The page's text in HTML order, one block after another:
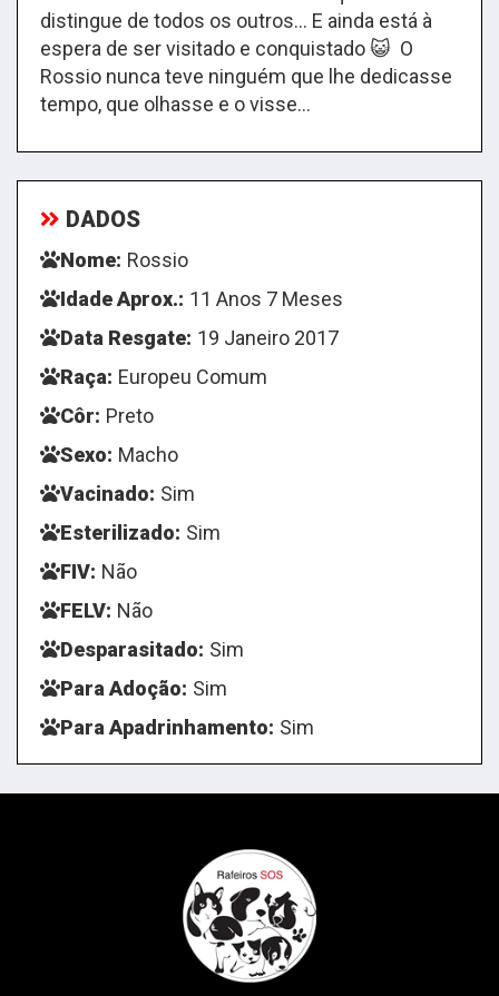
distingue de todos os outros… E ainda está à
espera de ser visitado e conquistado 😺 O
Rossio nunca teve ninguém que lhe dedicasse
tempo, que olhasse e o visse...
DADOS
Nome: Rossio
Idade Aprox.: 11 Anos 7 Meses
Data Resgate: 19 Janeiro 2017
Raça: Europeu Comum
Côr: Preto
Sexo: Macho
Vacinado: Sim
Esterilizado: Sim
FIV: Não
FELV: Não
Desparasitado: Sim
Para Adoção: Sim
Para Apadrinhamento: Sim